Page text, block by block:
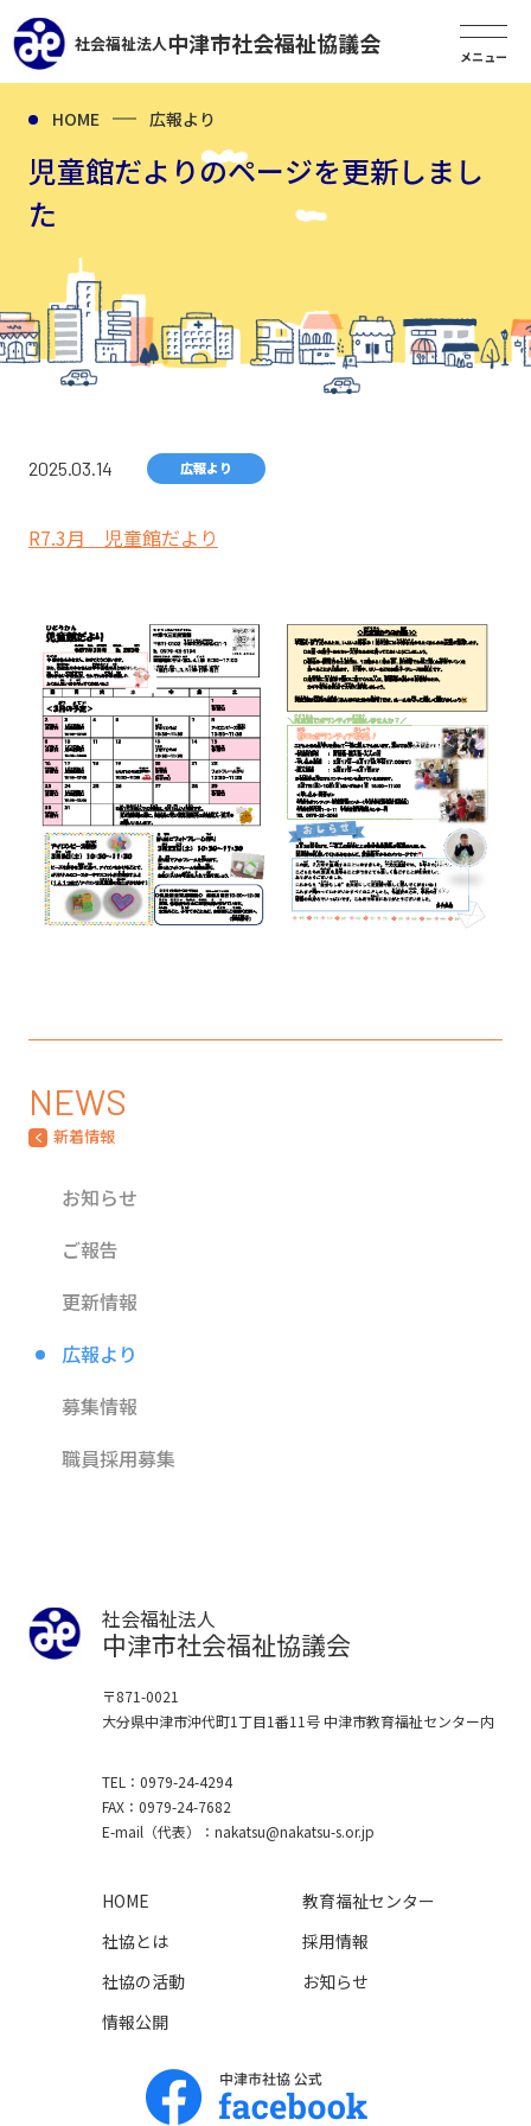
社会福祉法人中津市社会福祉協議会
HOME 広報より
児童館だよりのページを更新しまし
た
2025.03.14 広報より
R7.3月 児童館だより
NEWS
新着情報
お知らせ
ご報告
更新情報
広報より
募集情報
職員採用募集
社会福祉法人
中津市社会福祉協議会
〒871-0021
大分県中津市沖代町1丁目1番11号 中津市教育福祉センター内
TEL
0979-24-4294
FAX
0979-24-7682
E-mail （代表） nakatsu nakatsu-s.or.jp
HOME
社協とは
社協の活動
情報公開
教育福祉センター
採用情報
お知らせ